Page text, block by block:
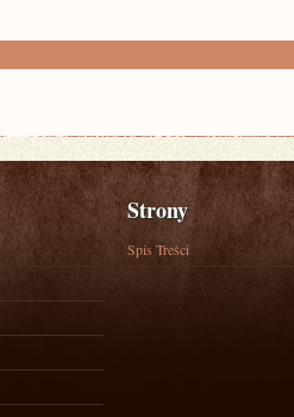
Strony
Spis Treści